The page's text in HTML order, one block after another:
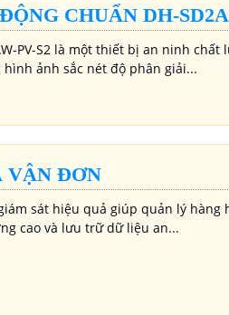
CHUẨN DH-
PV-S2 là một thiết bị an ninh
ảnh sắc nét độ phân giải...
VẬN ĐƠN
sát hiệu quả giúp quản lý hàng
cao và lưu trữ dữ liệu an...